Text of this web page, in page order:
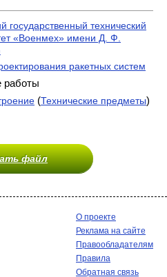
государственный технический
«Военмех» имени Д. Ф.
ракетных систем
работы
(Технические предметы)
файл
О проекте
Реклама на сайте
Правообладателям
Правила
Обратная связь